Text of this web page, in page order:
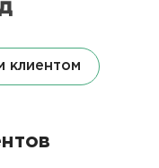
клиентом